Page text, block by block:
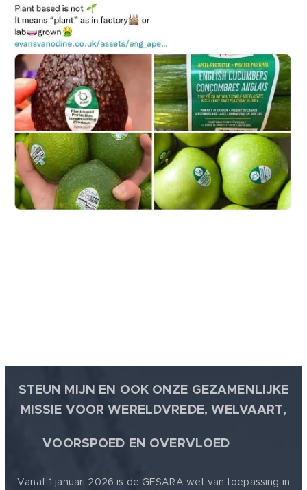
STEUN MIJN EN OOK ONZE GEZAMENLIJKE
MISSIE VOOR WERELDVREDE, WELVAART,
VOORSPOED EN OVERVLOED
Vanaf 1 januari 2026 is de GESARA wet van toepassing in